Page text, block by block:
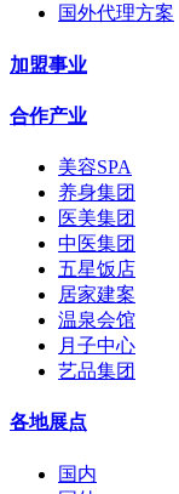
国外代理方案
加盟事业
合作产业
美容SPA
养身集团
医美集团
中医集团
五星饭店
居家建案
温泉会馆
月子中心
艺品集团
各地展点
国内